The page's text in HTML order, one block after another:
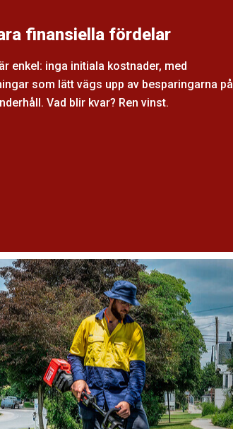
finansiella fördelar
enkel: inga initiala kostnader, med
som lätt vägs upp av besparingarna på
Vad blir kvar? Ren vinst.